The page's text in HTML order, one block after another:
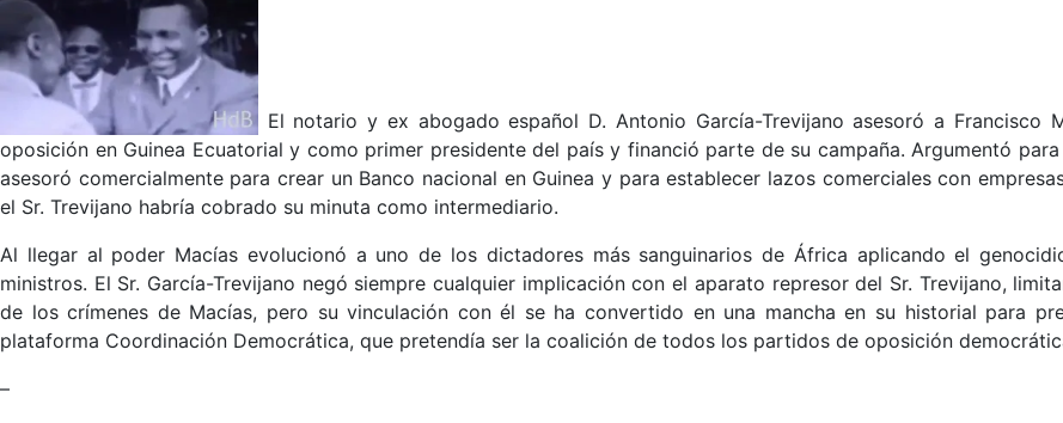
El notario y ex abogado español D. Antonio García-Trevijano asesoró a Francisco
oposición en Guinea Ecuatorial y como primer presidente del país y financió parte de su campaña. Argumentó
asesoró comercialmente para crear un Banco nacional en Guinea y para establecer lazos comerciales con
el Sr. Trevijano habría cobrado su minuta como intermediario.
Al llegar al poder Macías evolucionó a uno de los dictadores más sanguinarios de África aplicando el
ministros. El Sr. García-Trevijano negó siempre cualquier implicación con el aparato represor del Sr. Trevijano,
de los crímenes de Macías, pero su vinculación con él se ha convertido en una mancha en su historial para
plataforma Coordinación Democrática, que pretendía ser la coalición de todos los partidos de oposición
–